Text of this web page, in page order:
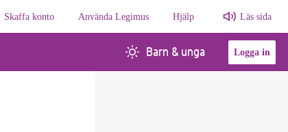
Skaffa konto Använda Legimus Hjälp Läs sida
Barn & unga Logga in